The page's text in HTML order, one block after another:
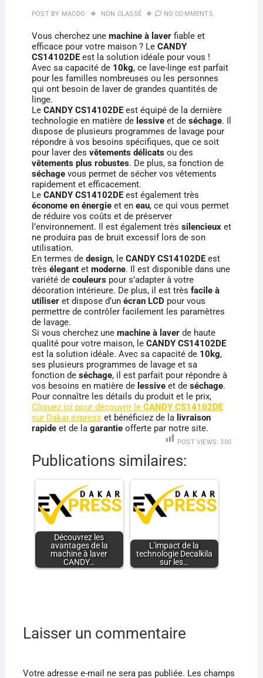
POST BY MAODO NON CLASSÉ NO COMMENTS
Vous cherchez une machine à laverfiable et
efficace pour votre maison ? Le CANDY
CS14102DEest la solution idéale pour vous !
Avec sa capacité de 10kg, ce lave-linge est parfait
pour les familles nombreuses ou les personnes
qui ont besoin de laver de grandes quantités de
linge.
Le CANDY CS14102DEest équipé de la dernière
technologie en matière de lessiveet de séchage. Il
dispose de plusieurs programmes de lavage pour
répondre à vos besoins spécifiques, que ce soit
pour laver des vêtements délicatsou des
vêtements plus robustes. De plus, sa fonction de
séchagevous permet de sécher vos vêtements
rapidement et efficacement.
Le CANDY CS14102DEest également très
économe en énergieet en eau, ce qui vous permet
de réduire vos coûts et de préserver
l’environnement. Il est également très silencieuxet
ne produira pas de bruit excessif lors de son
utilisation.
En termes de design, le CANDY CS14102DEest
très élegantet moderne. Il est disponible dans une
variété de couleurspour s’adapter à votre
décoration intérieure. De plus, il est très facile à
utiliseret dispose d’un écran LCD pour vous
permettre de contrôler facilement les paramètres
de lavage.
Si vous cherchez une machine à laverde haute
qualité pour votre maison, le CANDY CS14102DE
est la solution idéale. Avec sa capacité de 10kg,
ses plusieurs programmes de lavage et sa
fonction de séchage, il est parfait pour répondre à
vos besoins en matière de lessiveet de séchage.
Pour connaître les détails du produit et le prix,
Cliquez ici pour découvrir le CANDY CS14102DE
sur Dakar.express et bénéficiez de la livraison
rapideet de la garantieofferte par notre site.
POST VIEWS: 300
Publications similaires:
Découvrez les
avantages de la
machine à laver
CANDY…
L'impact de la
technologie Decalkila
sur les…
Laisser un commentaire
Votre adresse e-mail ne sera pas publiée. Les champs